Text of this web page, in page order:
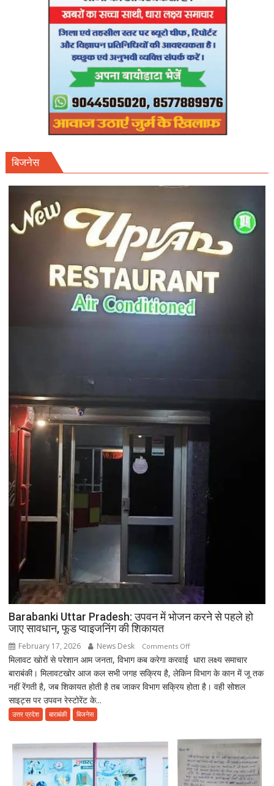
तलब।
बिजनेस
Barabanki Uttar Pradesh: उपवन में भोजन करने से पहले हो
जाए सावधान, फूड प्वाइजनिंग की शिकायत
February 17, 2026 News Desk Comments Offon
Barabanki
Uttar
Pradesh:
करने
से
पहले
हो
मिलावट खोरों से परेशान आम जनता, विभाग कब करेगा करवाई धारा लक्ष्य समाचार
बाराबंकी। मिलावटखोर आज कल सभी जगह सक्रिय है, लेकिन विभाग के कान में जू तक
नहीं रेंगती है, जब शिकायत होती है तब जाकर विभाग सक्रिय होता है। वही सोशल
साइट्स पर उपवन रेस्टोरेंट के...
उत्तर प्रदेश बाराबंकी बिजनेस